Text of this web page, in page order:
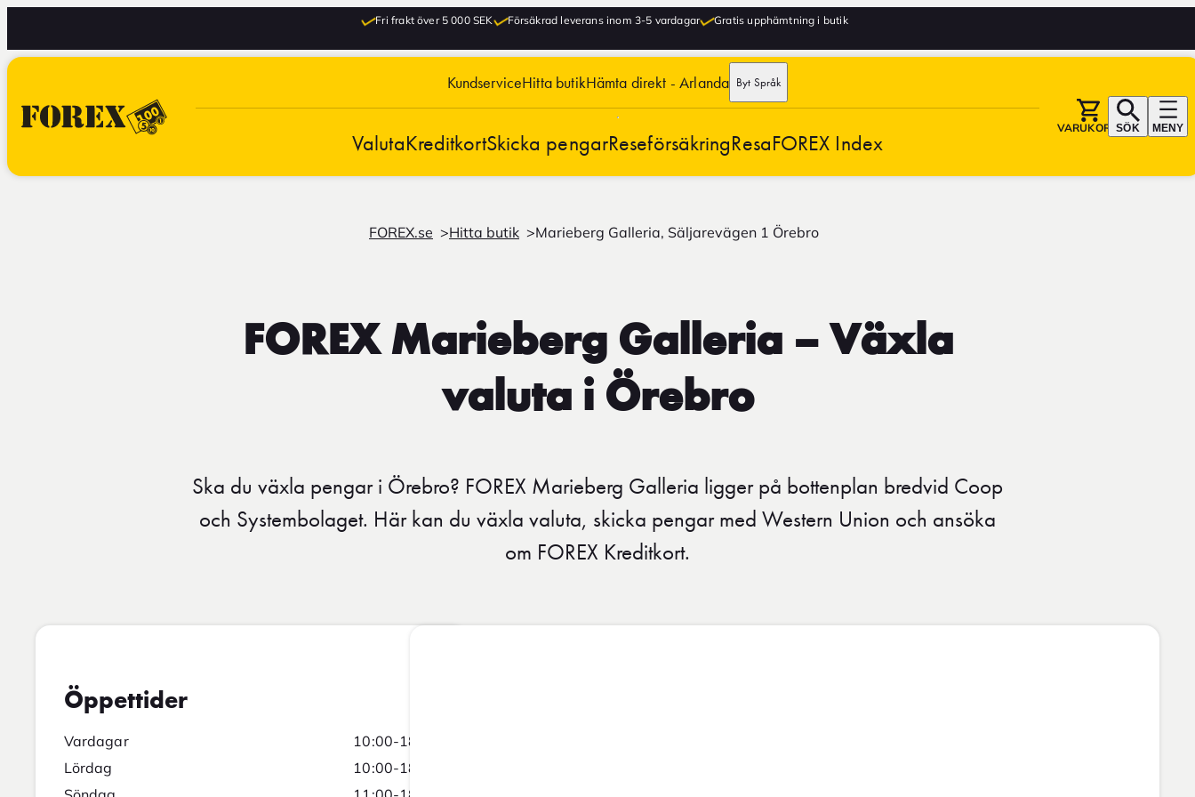
Fri frakt över 5 000 SEK Försäkrad leverans inom 3-5 vardagar Gratis upphämtning i butik
KundserviceHitta butikHämta direkt - Arlanda Byt Språk
ValutaKreditkortSkicka pengarReseförsäkringResaFOREX Index
VARUKORGSÖK MENY
FOREX.se Hitta butik Marieberg Galleria, Säljarevägen 1 Örebro
FOREX Marieberg Galleria – Växla
valuta i Örebro
Ska du växla pengar i Örebro? FOREX Marieberg Galleria ligger på bottenplan bredvid Coop
och Systembolaget. Här kan du växla valuta, skicka pengar med Western Union och ansöka
om FOREX Kreditkort.
Öppettider
Vardagar
10:00-18:00
Lördag
10:00-18:00